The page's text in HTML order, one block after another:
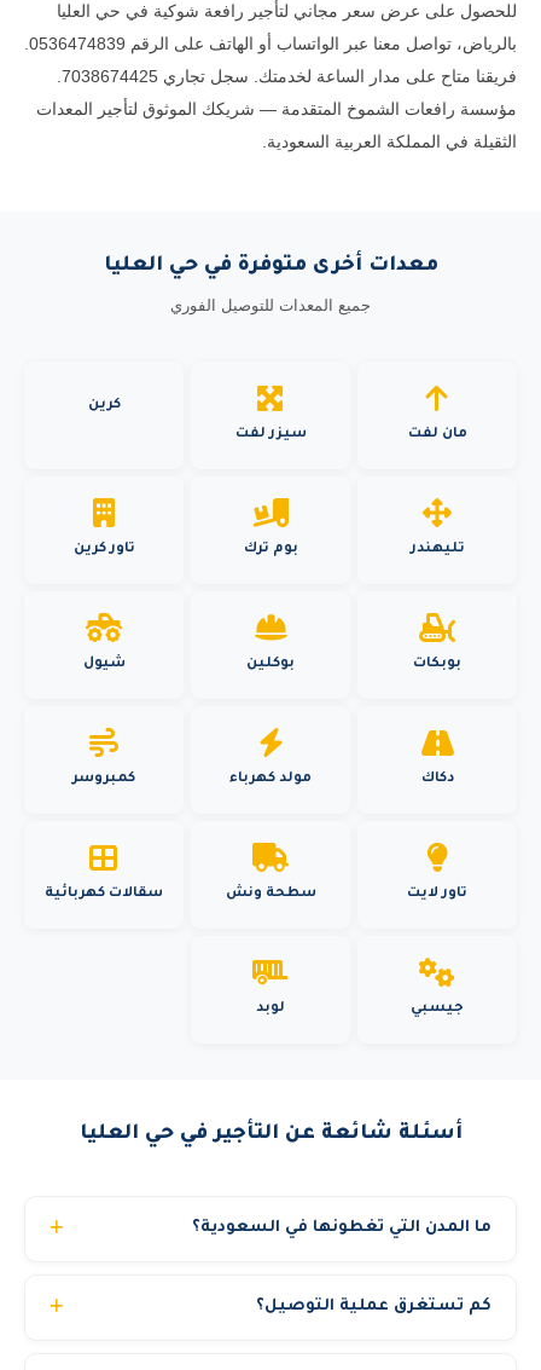
للحصول على عرض سعر مجاني لتأجير رافعة شوكية في حي العليا
مؤسسة رافعات الشموخ المتقدمة — شريكك الموثوق لتأجير المعدات
الثقيلة في المملكة العربية السعودية.
معدات أخرى متوفرة في حي العليا
جميع المعدات للتوصيل الفوري
مان لفت سيزر لفت
كرين
تليهندر بوم ترك تاور كرين
بوبكات بوكلين شيول
دكاك مولد كهرباء كمبروسر
تاور لايت سطحة ونش سقالات كهربائية
جيسبي لوبد
أسئلة شائعة عن التأجير في حي العليا
ما المدن التي تغطونها في السعودية؟
ومكة المكرمة والمدينة المنورة والخبر والطائف وتبوك والقصيم
كم تستغرق عملية التوصيل؟